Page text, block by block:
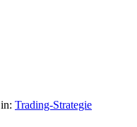
in: Trading-Strategie